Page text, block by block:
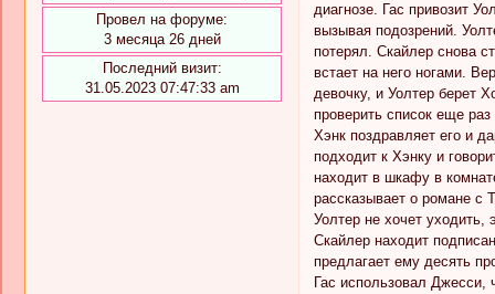
Провел на форуме:
3 месяца 26 дней
Последний визит:
31.05.2023 07:47:33 am
диагнозе. Гас привозит
вызывая подозрений.
потерял. Скайлер снова
встает на него ногами.
девочку, и Уолтер берет
проверить список еще
Хэнк поздравляет его и
подходит к Хэнку и
находит в шкафу в
рассказывает о романе с
Уолтер не хочет
Скайлер находит
предлагает ему десять
Гас использовал Джесси,